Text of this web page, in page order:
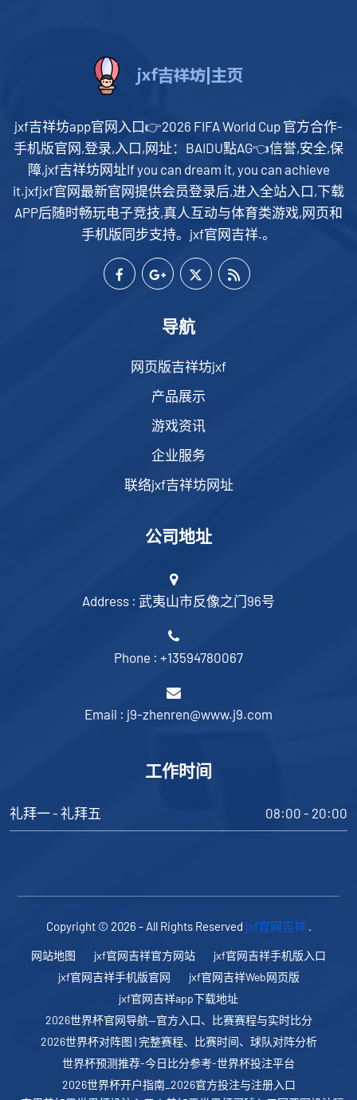
jxf吉祥坊app官网入口👉2026 FIFA World Cup 官方合作-
手机版官网,登录,入口,网址：BAIDU點AG👈信誉,安全,保
障,jxf吉祥坊网址If you can dream it, you can achieve
it.jxfjxf官网最新官网提供会员登录后,进入全站入口,下载
APP后随时畅玩电子竞技,真人互动与体育类游戏,网页和
手机版同步支持。jxf官网吉祥.。
导航
网页版吉祥坊jxf
产品展示
游戏资讯
企业服务
联络jxf吉祥坊网址
公司地址
Address : 武夷山市反像之门96号
Phone : +13594780067
Email : j9-zhenren@www.j9.com
工作时间
礼拜一 - 礼拜五 08:00 - 20:00
Copyright © 2026 - All Rights Reserved jxf官网吉祥.
网站地图 jxf官网吉祥官方网站
jxf官网吉祥手机版入口
jxf官网吉祥手机版官网
jxf官网吉祥Web网页版
jxf官网吉祥app下载地址
2026世界杯官网导航—官方入口、比赛赛程与实时比分
2026世界杯对阵图 | 完整赛程、比赛时间、球队对阵分析
世界杯预测推荐-今日比分参考-世界杯投注平台
2026世界杯开户指南_2026官方投注与注册入口